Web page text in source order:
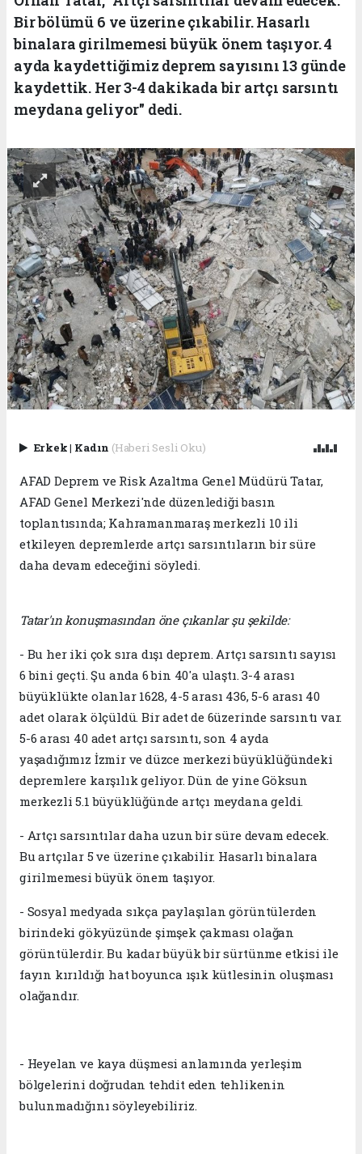
Bir bölümü 6 ve üzerine çıkabilir. Hasarlı
binalara girilmemesi büyük önem taşıyor. 4
ayda kaydettiğimiz deprem sayısını 13 günde
kaydettik. Her 3-4 dakikada bir artçı sarsıntı
meydana geliyor" dedi.
Erkek| Kadın (Haberi Sesli Oku)
AFAD Deprem ve Risk Azaltma Genel Müdürü Tatar,
AFAD Genel Merkezi'nde düzenlediği basın
toplantısında; Kahramanmaraş merkezli 10 ili
etkileyen depremlerde artçı sarsıntıların bir süre
daha devam edeceğini söyledi.
Tatar'ın konuşmasından öne çıkanlar şu şekilde:
- Bu her iki çok sıra dışı deprem. Artçı sarsıntı sayısı
6 bini geçti. Şu anda 6 bin 40'a ulaştı. 3-4 arası
büyüklükte olanlar 1628, 4-5 arası 436, 5-6 arası 40
adet olarak ölçüldü. Bir adet de 6üzerinde sarsıntı var.
5-6 arası 40 adet artçı sarsıntı, son 4 ayda
yaşadığımız İzmir ve düzce merkezi büyüklüğündeki
depremlere karşılık geliyor. Dün de yine Göksun
merkezli 5.1 büyüklüğünde artçı meydana geldi.
- Artçı sarsıntılar daha uzun bir süre devam edecek.
Bu artçılar 5 ve üzerine çıkabilir. Hasarlı binalara
girilmemesi büyük önem taşıyor.
- Sosyal medyada sıkça paylaşılan görüntülerden
birindeki gökyüzünde şimşek çakması olağan
görüntülerdir. Bu kadar büyük bir sürtünme etkisi ile
fayın kırıldığı hat boyunca ışık kütlesinin oluşması
olağandır.
- Heyelan ve kaya düşmesi anlamında yerleşim
bölgelerini doğrudan tehdit eden tehlikenin
bulunmadığını söyleyebiliriz.